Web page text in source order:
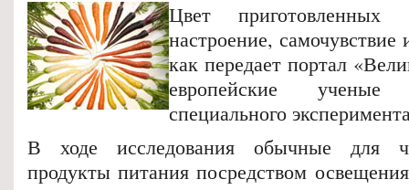
Цвет
настроение,
как передает портал
европейские ученые
специального
В ходе исследования обычные для
продукты питания посредством